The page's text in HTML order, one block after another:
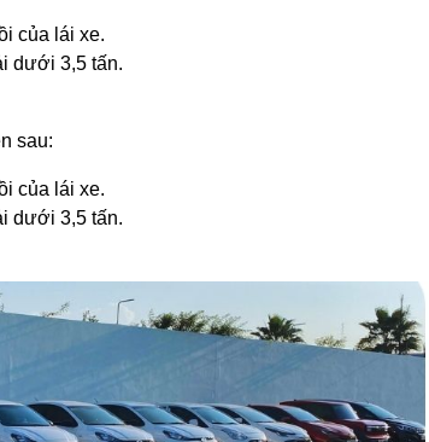
của lái xe.
dưới 3,5 tấn.
sau:
của lái xe.
dưới 3,5 tấn.